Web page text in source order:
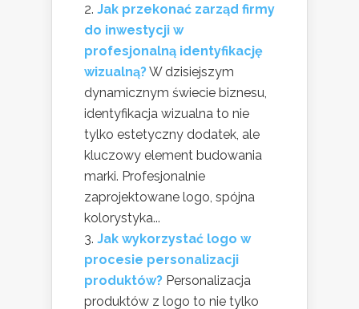
Jak przekonać zarząd firmy
do inwestycji w
profesjonalną identyfikację
wizualną?W dzisiejszym
dynamicznym świecie biznesu,
identyfikacja wizualna to nie
tylko estetyczny dodatek, ale
kluczowy element budowania
marki. Profesjonalnie
zaprojektowane logo, spójna
kolorystyka...
Jak wykorzystać logo w
procesie personalizacji
produktów? Personalizacja
produktów z logo to nie tylko